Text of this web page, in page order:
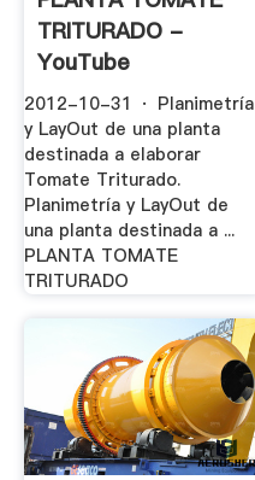
TRITURADO -
YouTube
2012-10-31 · Planimetría
y LayOut de una planta
destinada a elaborar
Tomate Triturado.
Planimetría y LayOut de
una planta destinada a ...
PLANTA TOMATE
TRITURADO